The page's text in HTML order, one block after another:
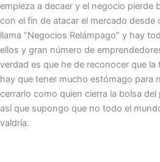
empieza a decaer y el negocio pierde
con el fin de atacar el mercado desde
llama “Negocios Relámpago” y hay
ellos y gran número de
verdad es que he de reconocer que
hay que tener mucho estómago para
cerrarlo como quien cierra la bolsa
así que supongo que no todo el
valdría.